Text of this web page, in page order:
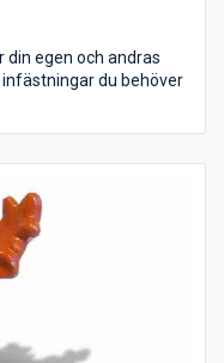
egen och andras
du behöver